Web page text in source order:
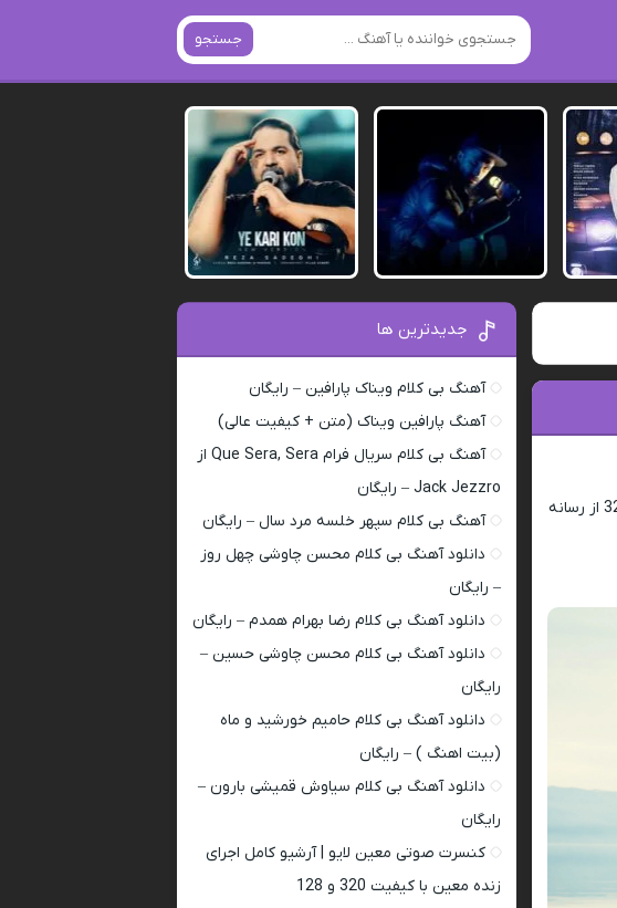
جستجو
همراه با متن کامل و کیفیت 320 از رسانه
جدیدترین ها
آهنگ بی کلام ویناک پارافین – رایگان
آهنگ پارافین ویناک (متن + کیفیت عالی)
آهنگ بی کلام سریال فرام Que Sera, Sera از
Jack Jezzro – رایگان
آهنگ بی کلام سپهر خلسه مرد سال – رایگان
دانلود آهنگ بی کلام محسن چاوشی چهل روز
– رایگان
دانلود آهنگ بی کلام رضا بهرام همدم – رایگان
دانلود آهنگ بی کلام محسن چاوشی حسین –
رایگان
دانلود آهنگ بی کلام حامیم خورشید و ماه
(بیت اهنگ ) – رایگان
دانلود آهنگ بی کلام سیاوش قمیشی بارون –
رایگان
کنسرت صوتی معین لایو | آرشیو کامل اجرای
زنده معین با کیفیت 320 و 128